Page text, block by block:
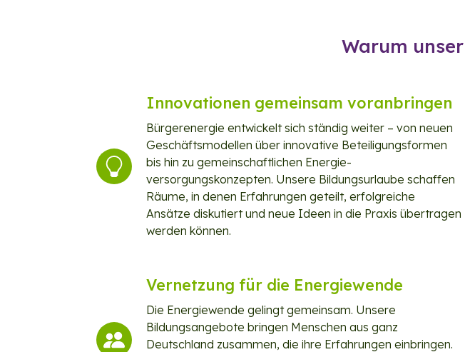
Warum
Innovationen gemeinsam voranbringen
Bürgerenergie entwickelt sich ständig weiter – von neuen
Geschäftsmodellen über innovative Beteiligungsformen
bis hin zu gemein­schaftlichen Energie­
versorgungskonzepten. Unsere Bildungsurlaube schaffen
Räume, in denen Erfahrungen geteilt, erfolgreiche
Ansätze diskutiert und neue Ideen in die Praxis übertragen
werden können.
Vernetzung für die Energiewende
Die Energiewende gelingt gemeinsam. Unsere
Bildungsangebote bringen Menschen aus ganz
Deutschland zusammen, die ihre Erfahrungen einbringen.